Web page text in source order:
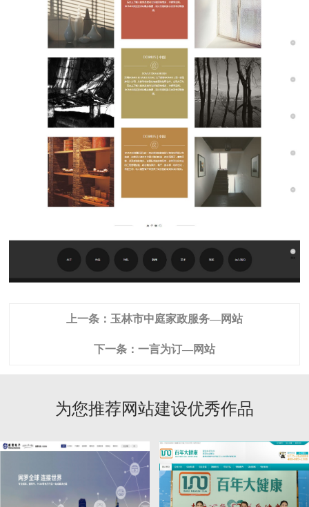
上一条： 玉林市中庭家政服务—网站
下一条： 一言为订—网站
为您推荐网站建设优秀作品